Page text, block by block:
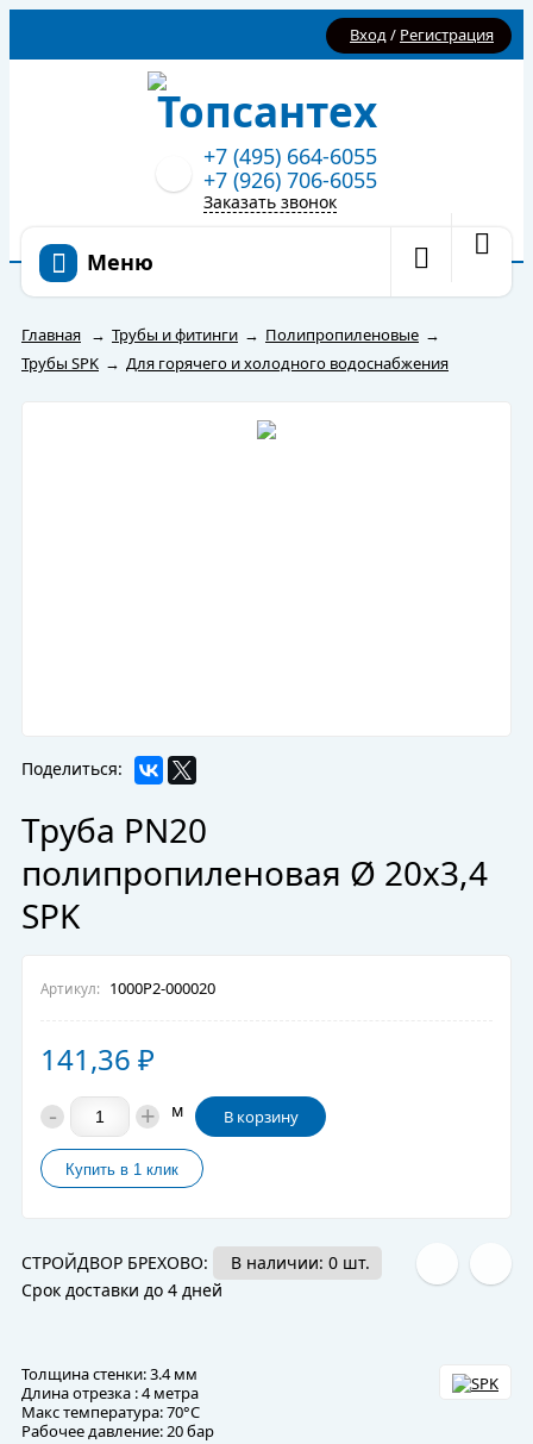
Вход/ Регистрация
+7 (495) 664-6055
+7 (926) 706-6055
Заказать звонок
Меню
Главная → Трубы и фитинги → Полипропиленовые →
Трубы SPK → Для горячего и холодного водоснабжения
Поделиться:
Труба PN20
полипропиленовая Ø 20х3,4
SPK
Артикул: 1000P2-000020
141,36 ₽
- + м В корзину
СТРОЙДВОР БРЕХОВО:
В наличии: 0 шт.
Срок доставки до 4 дней
Толщина стенки: 3.4 мм
Длина отрезка : 4 метра
Макс температура: 70°C
Рабочее давление: 20 бар